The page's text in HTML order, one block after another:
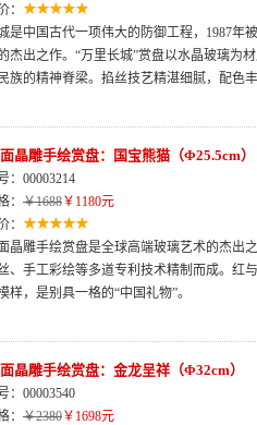
：
是中国古代一项伟大的防御工程，1987年
杰出之作。“万里长城”赏盘以水晶玻璃为
族的精神脊梁。掐丝技艺精湛细腻，配色
晶雕手绘赏盘：国宝熊猫（Φ25.5cm）
：00003214
： ￥1688￥1180元
：
晶雕手绘赏盘是全球高端玻璃艺术的杰出
、手工彩绘等多道专利技术精制而成。红
样，是别具一格的“中国礼物”。
晶雕手绘赏盘：金龙呈祥（Φ32cm）
：00003540
： ￥2380￥1698元